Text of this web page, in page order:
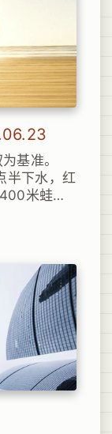
基准。
米蛙
下仰泳，
目前依然
（等过些
。